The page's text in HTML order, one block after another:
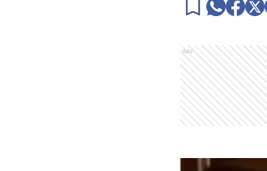
Ads